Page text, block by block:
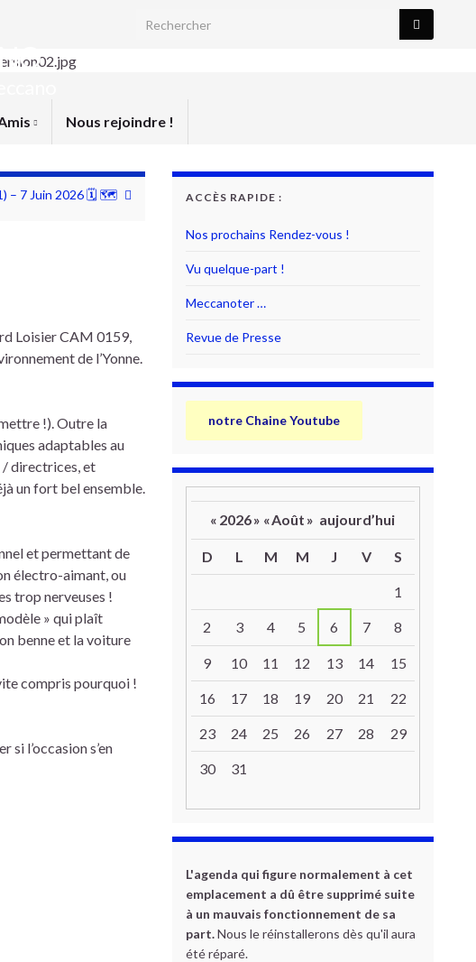
Search for:
Nous rejoindre !
– 7 Juin 2026 🗓 🗺
Loisier CAM 0159,
de l’Yonne.
!). Outre la
adaptables au
/ directrices, et
un fort bel ensemble.
et permettant de
électro-aimant, ou
trop nerveuses !
» qui plaît
benne et la voiture
compris pourquoi !
l’occasion s’en
ACCÈS RAPIDE :
Nos prochains Rendez-vous !
Vu quelque-part !
Meccanoter …
Revue de Presse
notre Chaine Youtube
« 2026» «Août » aujourd’hui
D L M M J V S
1
2 3 4 5 6 7 8
9 10 11 12 13 14 15
16 17 18 19 20 21 22
23 24 25 26 27 28 29
30 31
L'agenda qui figure normalement à cet
emplacement a dû être supprimé suite
à un mauvais fonctionnement de sa
part.Nous le réinstallerons dès qu'il aura
été réparé.